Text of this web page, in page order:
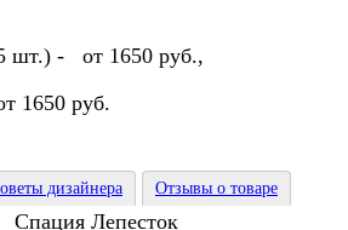
шт.) - от 1650 руб.,
1650 руб.
дизайнера Отзывы о товаре
Спация Лепесток